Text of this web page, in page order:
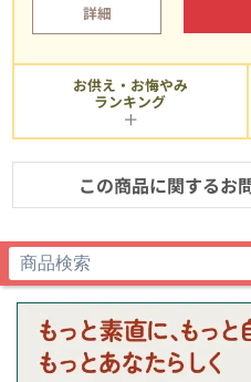
詳細
お供え・お悔やみ
ランキング
この商品に関するお